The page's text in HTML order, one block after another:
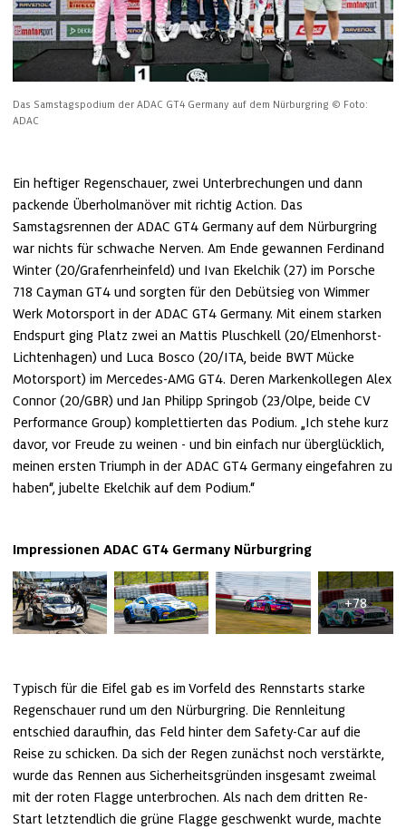
Das Samstagspodium der ADAC GT4 Germany auf dem Nürburgring © Foto:
ADAC
Ein heftiger Regenschauer, zwei Unterbrechungen und dann
packende Überholmanöver mit richtig Action. Das
Samstagsrennen der ADAC GT4 Germany auf dem Nürburgring
war nichts für schwache Nerven. Am Ende gewannen Ferdinand
Winter (20/Grafenrheinfeld) und Ivan Ekelchik (27) im Porsche
718 Cayman GT4 und sorgten für den Debütsieg von Wimmer
Werk Motorsport in der ADAC GT4 Germany. Mit einem starken
Endspurt ging Platz zwei an Mattis Pluschkell (20/Elmenhorst-
Lichtenhagen) und Luca Bosco (20/ITA, beide BWT Mücke
Motorsport) im Mercedes-AMG GT4. Deren Markenkollegen Alex
Connor (20/GBR) und Jan Philipp Springob (23/Olpe, beide CV
Performance Group) komplettierten das Podium. „Ich stehe kurz
davor, vor Freude zu weinen - und bin einfach nur überglücklich,
meinen ersten Triumph in der ADAC GT4 Germany eingefahren zu
haben“, jubelte Ekelchik auf dem Podium.“
Impressionen ADAC GT4 Germany Nürburgring
+78
Typisch für die Eifel gab es im Vorfeld des Rennstarts starke
Regenschauer rund um den Nürburgring. Die Rennleitung
entschied daraufhin, das Feld hinter dem Safety-Car auf die
Reise zu schicken. Da sich der Regen zunächst noch verstärkte,
wurde das Rennen aus Sicherheitsgründen insgesamt zweimal
mit der roten Flagge unterbrochen. Als nach dem dritten Re-
Start letztendlich die grüne Flagge geschwenkt wurde, machte